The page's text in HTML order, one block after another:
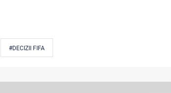
#DECIZII FIFA